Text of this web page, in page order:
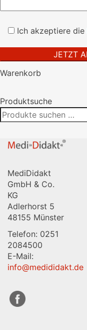
lasse
leer.
Ich akzeptiere die
Warenkorb
Produktsuche
Suchen
nach:
MediDidakt
GmbH & Co.
KG
Adlerhorst 5
48155 Münster
Telefon: 0251
2084500
E-Mail:
info@medididakt.de